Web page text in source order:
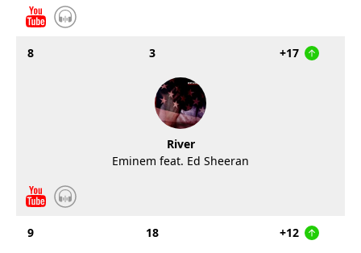
8 3 +17
River
Eminem feat. Ed Sheeran
9 18 +12